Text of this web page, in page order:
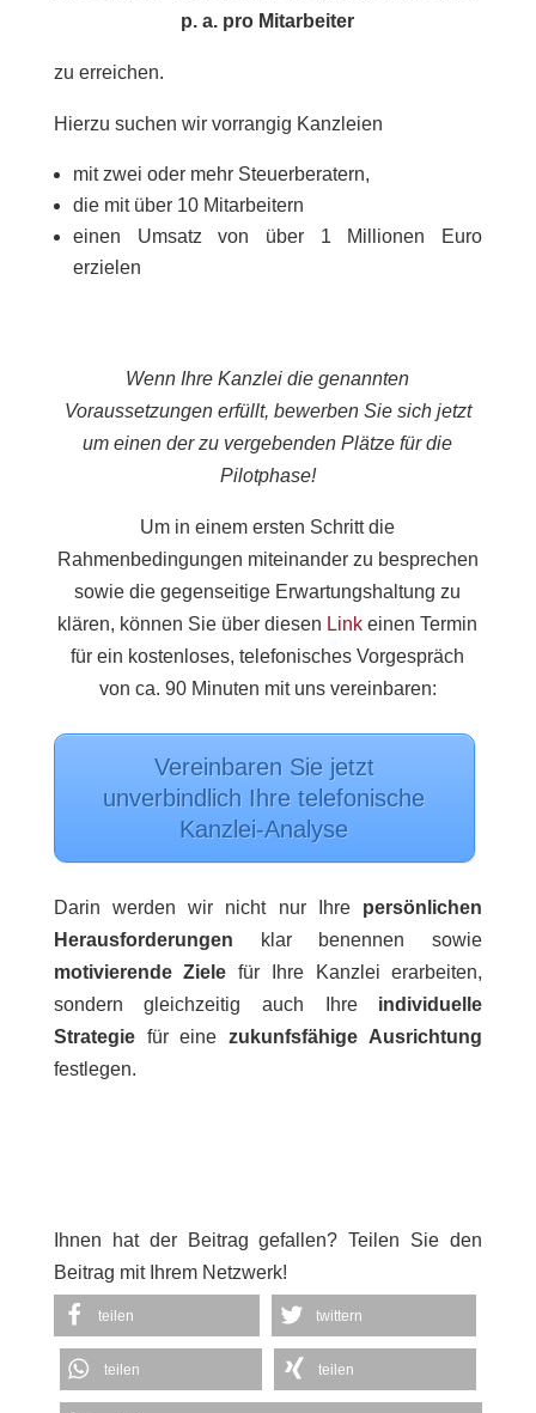
p. a. pro Mitarbeiter
zu erreichen.
Hierzu suchen wir vorrangig Kanzleien
mit zwei oder mehr Steuerberatern,
die mit über 10 Mitarbeitern
einen Umsatz von über 1 Millionen Euro
erzielen
Wenn Ihre Kanzlei die genannten
Voraussetzungen erfüllt, bewerben Sie sich jetzt
um einen der zu vergebenden Plätze für die
Pilotphase!
Um in einem ersten Schritt die
Rahmenbedingungen miteinander zu besprechen
sowie die gegenseitige Erwartungshaltung zu
klären, können Sie über diesen Linkeinen Termin
für ein kostenloses, telefonisches Vorgespräch
von ca. 90 Minuten mit uns vereinbaren:
Vereinbaren Sie jetzt
unverbindlich Ihre telefonische
Kanzlei-Analyse
Darin werden wir nicht nur Ihre persönlichen
Herausforderungen klar benennen sowie
motivierende Ziele für Ihre Kanzlei erarbeiten,
sondern gleichzeitig auch Ihre individuelle
Strategiefür einezukunfsfähige Ausrichtung
festlegen.
Ihnen hat der Beitrag gefallen? Teilen Sie den
Beitrag mit Ihrem Netzwerk!
teilen twittern
teilen teilen